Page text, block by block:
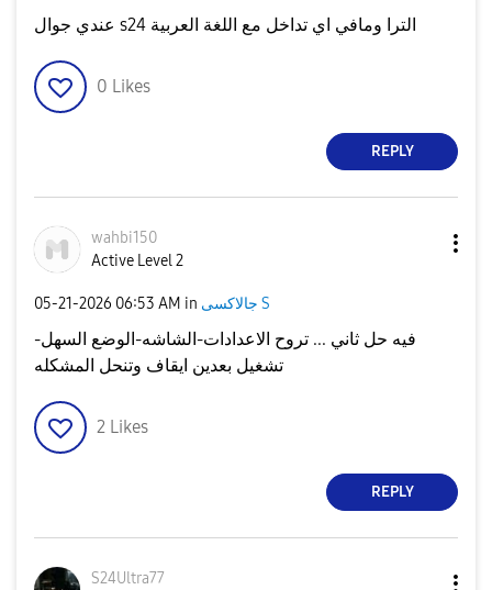
عندي جوال s24 الترا ومافي اي تداخل مع اللغة العربية
0 Likes
REPLY
wahbi150
Active Level 2
‎05-21-2026 06:53 AM in جالاكسى S
فيه حل ثاني ... تروح الاعدادات-الشاشه-الوضع السهل-
تشغيل بعدين ايقاف وتنحل المشكله
2 Likes
REPLY
S24Ultra77